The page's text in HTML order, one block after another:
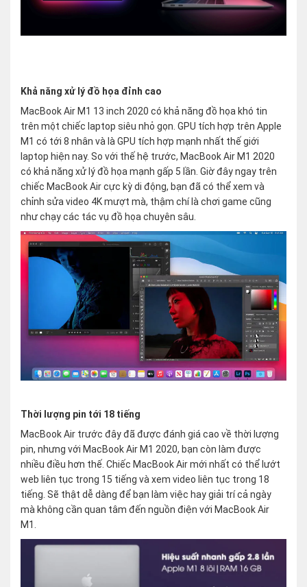
Khả năng xử lý đồ họa đỉnh cao
MacBook Air M1 13 inch 2020 có khả năng đồ họa khó tin
trên một chiếc laptop siêu nhỏ gọn. GPU tích hợp trên Apple
M1 có tới 8 nhân và là GPU tích hợp mạnh nhất thế giới
laptop hiện nay. So với thế hệ trước, MacBook Air M1 2020
có khả năng xử lý đồ họa mạnh gấp 5 lần. Giờ đây ngay trên
chiếc MacBook Air cực kỳ di động, bạn đã có thể xem và
chỉnh sửa video 4K mượt mà, thậm chí là chơi game cũng
như chạy các tác vụ đồ họa chuyên sâu.
Thời lượng pin tới 18 tiếng
MacBook Air trước đây đã được đánh giá cao về thời lượng
pin, nhưng với MacBook Air M1 2020, bạn còn làm được
nhiều điều hơn thế. Chiếc MacBook Air mới nhất có thể lướt
web liên tục trong 15 tiếng và xem video liên tục trong 18
tiếng. Sẽ thật dễ dàng để bạn làm việc hay giải trí cả ngày
mà không cần quan tâm đến nguồn điện với MacBook Air
M1.